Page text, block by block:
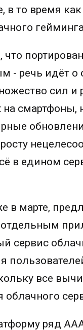
в то время
- речь идёт о
сил и
на смартфоны,
в едином
в марте,
сервис
все
ряд